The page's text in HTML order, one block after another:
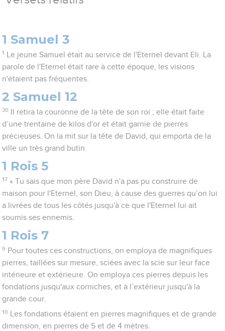
1 Samuel 3
1
Le jeune Samuel était au service de l'Eternel devant Eli. La
parole de l'Eternel était rare à cette époque, les visions
n'étaient pas fréquentes.
2 Samuel 12
30
Il retira la couronne de la tête de son roi ; elle était faite
d’une trentaine de kilos d'or et était garnie de pierres
précieuses. On la mit sur la tête de David, qui emporta de la
ville un très grand butin.
1 Rois 5
17 « Tu sais que mon père David n'a pas pu construire de
maison pour l'Eternel, son Dieu, à cause des guerres qu’on lui
a livrées de tous les côtés jusqu'à ce que l'Eternel lui ait
soumis ses ennemis.
1 Rois 7
9 Pour toutes ces constructions, on employa de magnifiques
pierres, taillées sur mesure, sciées avec la scie sur leur face
intérieure et extérieure. On employa ces pierres depuis les
fondations jusqu'aux corniches, et à l’extérieur jusqu'à la
grande cour.
10
Les fondations étaient en pierres magnifiques et de grande
dimension, en pierres de 5 et de 4 mètres.